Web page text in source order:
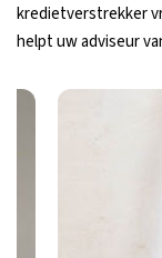
kredietverstrekker
helpt uw adviseur